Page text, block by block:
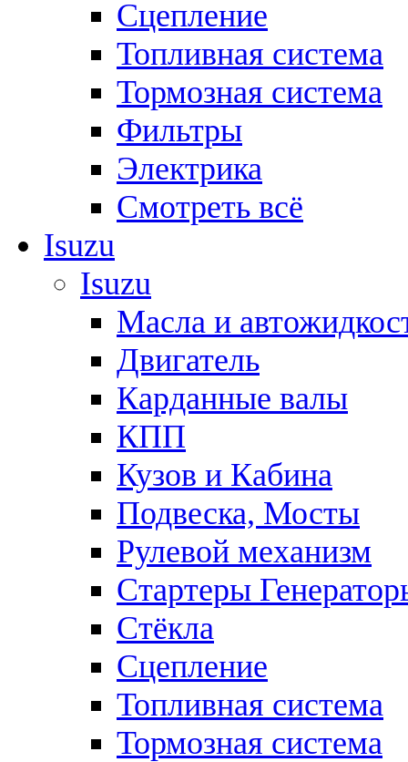
Сцепление
Топливная система
Тормозная система
Фильтры
Электрика
Смотреть всё
Isuzu
Isuzu
Масла и
Двигатель
Карданные валы
КПП
Кузов и Кабина
Подвеска, Мосты
Рулевой механизм
Стартеры
Стёкла
Сцепление
Топливная система
Тормозная система